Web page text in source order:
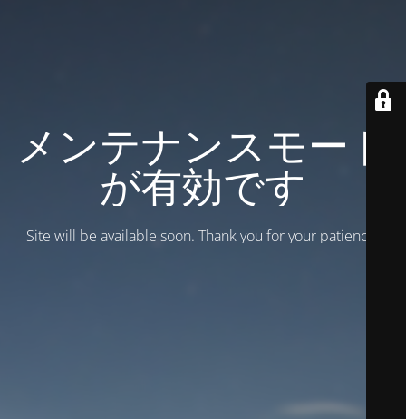
メンテナンスモード
が有効です
Site will be available soon. Thank you for your patience!